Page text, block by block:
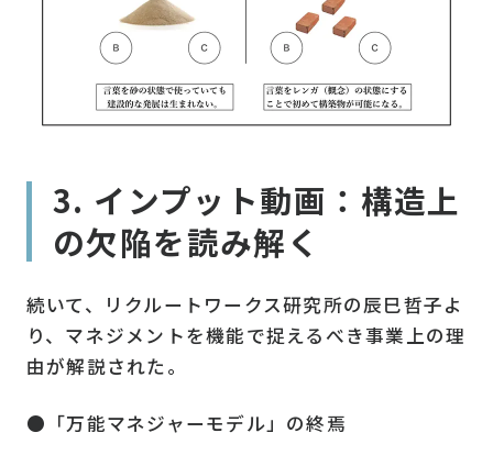
3. インプット動画：構造上
の欠陥を読み解く
続いて、リクルートワークス研究所の辰巳哲子よ
り、マネジメントを機能で捉えるべき事業上の理
由が解説された。
●「万能マネジャーモデル」の終焉